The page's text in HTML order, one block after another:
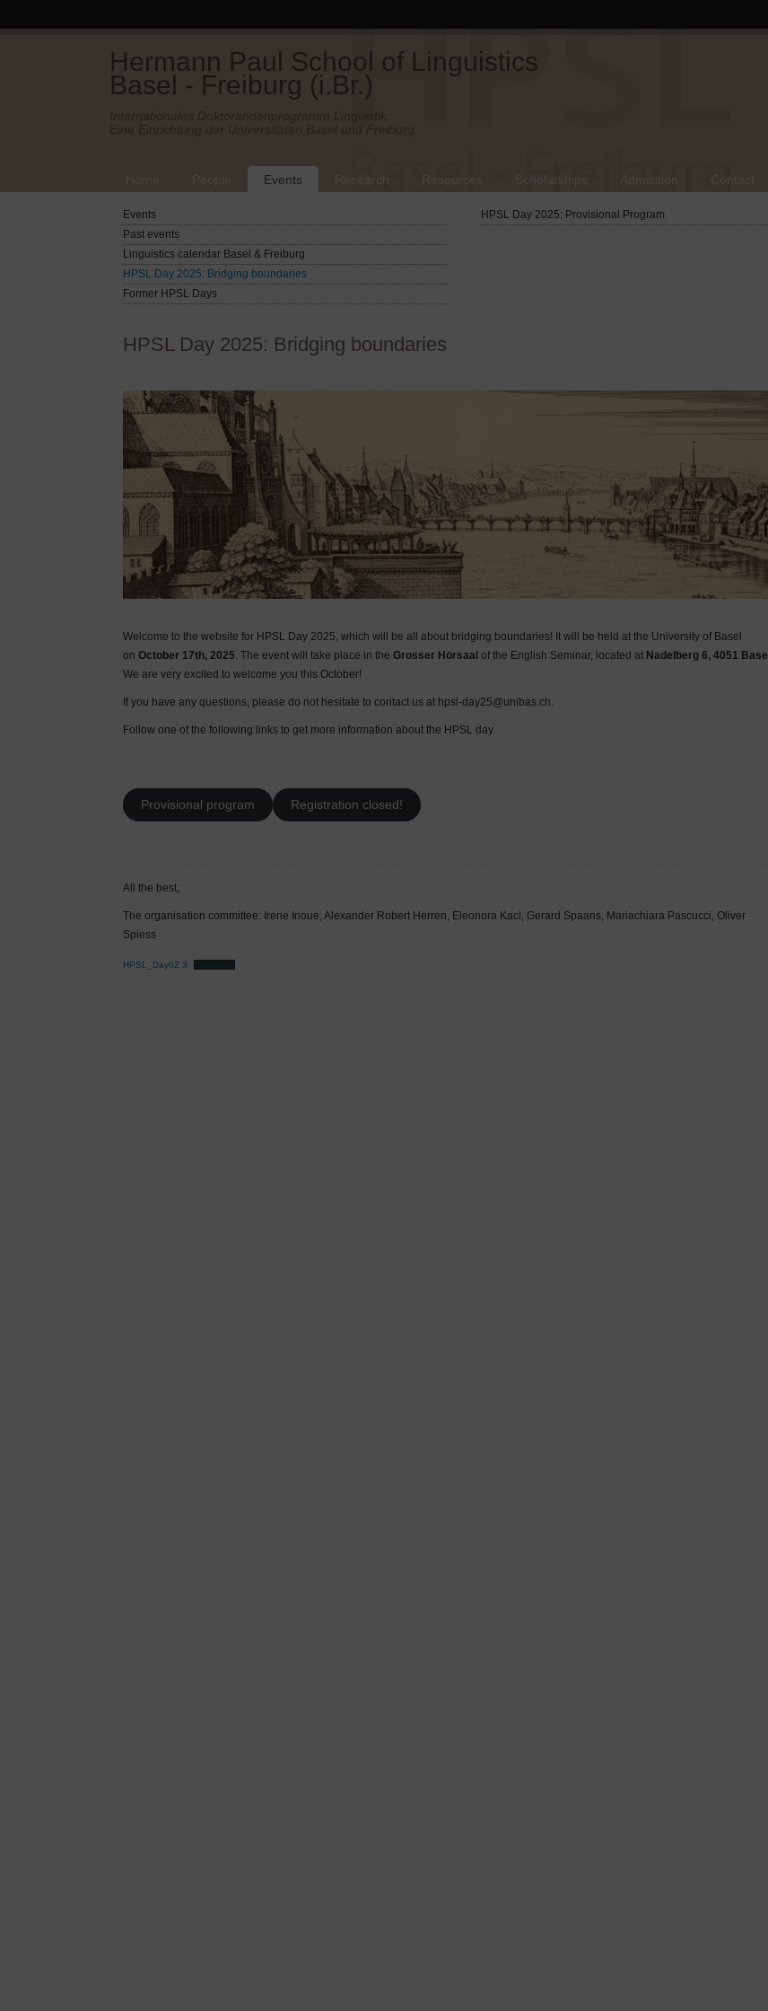
Hermann Paul School of Linguistics
Basel - Freiburg (i.Br.)
Events
Events
Past events
Linguistics calendar Basel & Freiburg
HPSL Day 2025: Bridging boundaries
Former HPSL Days
HPSL Day 2025: Provisional Program
HPSL Day 2025: Bridging boundaries
Welcome to the website for HPSL Day 2025, which will be all about bridging boundaries! It will be held at the University of Basel
on October 17th, 2025. The event will take place in the Grosser Hörsaal of the English Seminar, located at Nadelberg 6, 4051 Basel
We are very excited to welcome you this October!
If you have any questions, please do not hesitate to contact us at hpsl-day25@unibas.ch.
Follow one of the following links to get more information about the HPSL day.
Provisional program Registration closed!
All the best,
The organisation committee: Irene Inoue, Alexander Robert Herren, Eleonora Kacl, Gerard Spaans, Mariachiara Pascucci, Oliver
Spiess
HPSL_Day02.3 Download